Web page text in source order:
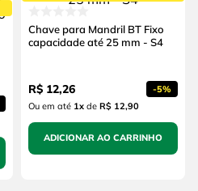
Chave para Mandril BT Fixo
capacidade até 25 mm - S4
R$ 12,26 -5%
Ou em até 1xde R$ 12,90
ADICIONAR AO CARRINHO